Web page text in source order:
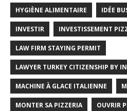
HYGIÈNE ALIMENTAIRE IDÉE
INVESTIR INVESTISSEMENT
LAW FIRM STAYING PERMIT
LAWYER TURKEY CITIZENSHIP BY
MACHINE À GLACE ITALIENNE
MONTER SA PIZZERIA OUVRIR